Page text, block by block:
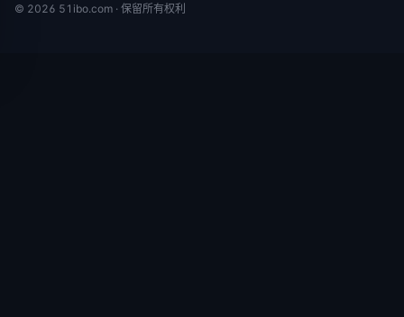
© 2026 51ibo.com · 保留所有权利